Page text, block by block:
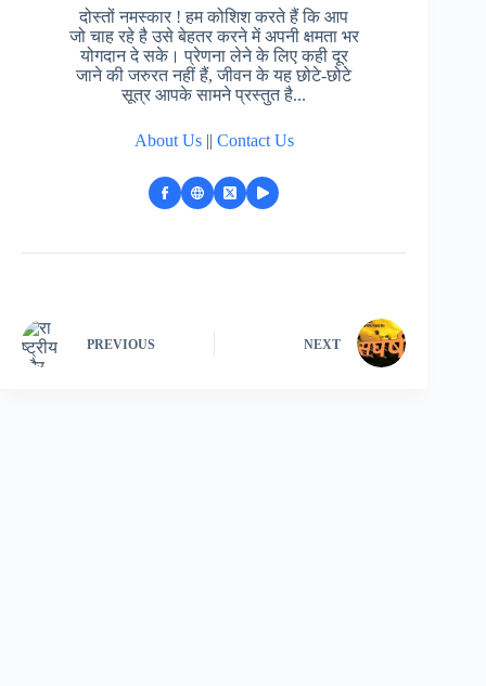
दोस्तों नमस्कार ! हम कोशिश करते हैं कि आप
जो चाह रहे है उसे बेहतर करने में अपनी क्षमता भर
योगदान दे सके। प्रेणना लेने के लिए कही दूर
जाने की जरुरत नहीं हैं, जीवन के यह छोटे-छोटे
सूत्र आपके सामने प्रस्तुत है...
About Us|| Contact Us
PREVIOUS NEXT